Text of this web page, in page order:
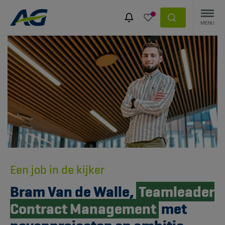
Een job in de kijker
Bram Van de Walle, Teamleader
Contract Management met